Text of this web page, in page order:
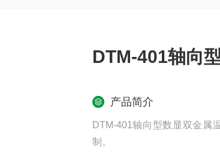
DTM-401轴向
产品简介
DTM-401轴向型数显双金属
制。